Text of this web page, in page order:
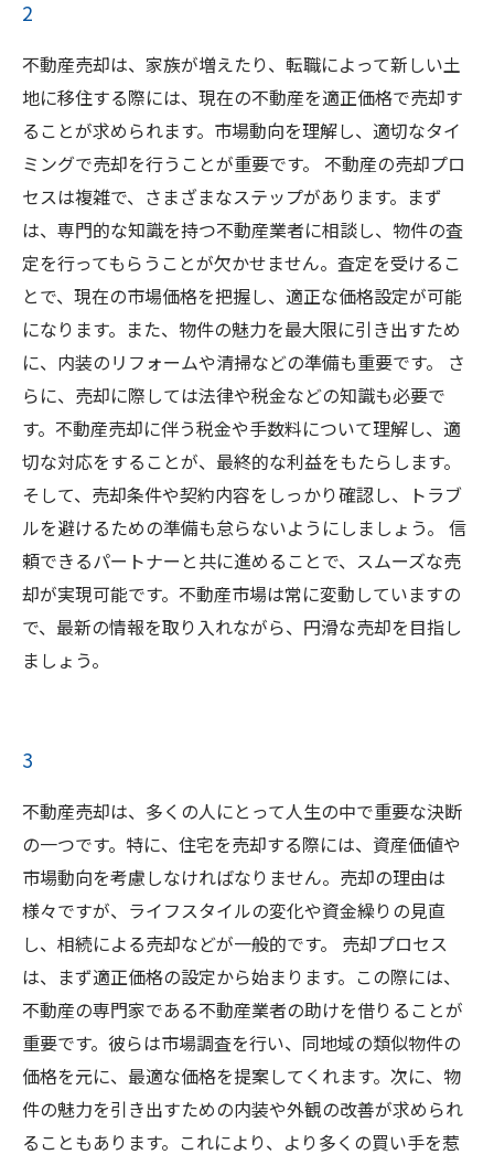
2
不動産売却は、家族が増えたり、転職によって新しい土
地に移住する際には、現在の不動産を適正価格で売却す
ることが求められます。市場動向を理解し、適切なタイ
ミングで売却を行うことが重要です。 不動産の売却プロ
セスは複雑で、さまざまなステップがあります。まず
は、専門的な知識を持つ不動産業者に相談し、物件の査
定を行ってもらうことが欠かせません。査定を受けるこ
とで、現在の市場価格を把握し、適正な価格設定が可能
になります。また、物件の魅力を最大限に引き出すため
に、内装のリフォームや清掃などの準備も重要です。 さ
らに、売却に際しては法律や税金などの知識も必要で
す。不動産売却に伴う税金や手数料について理解し、適
切な対応をすることが、最終的な利益をもたらします。
そして、売却条件や契約内容をしっかり確認し、トラブ
ルを避けるための準備も怠らないようにしましょう。 信
頼できるパートナーと共に進めることで、スムーズな売
却が実現可能です。不動産市場は常に変動していますの
で、最新の情報を取り入れながら、円滑な売却を目指し
ましょう。
3
不動産売却は、多くの人にとって人生の中で重要な決断
の一つです。特に、住宅を売却する際には、資産価値や
市場動向を考慮しなければなりません。売却の理由は
様々ですが、ライフスタイルの変化や資金繰りの見直
し、相続による売却などが一般的です。 売却プロセス
は、まず適正価格の設定から始まります。この際には、
不動産の専門家である不動産業者の助けを借りることが
重要です。彼らは市場調査を行い、同地域の類似物件の
価格を元に、最適な価格を提案してくれます。次に、物
件の魅力を引き出すための内装や外観の改善が求められ
ることもあります。これにより、より多くの買い手を惹